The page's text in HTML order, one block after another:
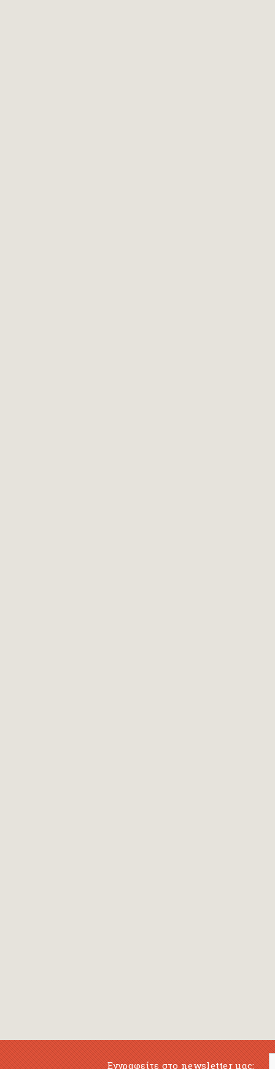
Εγγραφείτε στο newsletter μας: